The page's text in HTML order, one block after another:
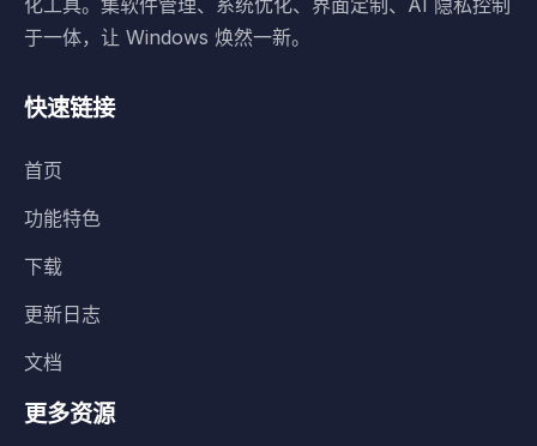
化工具。集软件管理、系统优化、界面定制、AI 隐私控制
于一体，让 Windows 焕然一新。
快速链接
首页
功能特色
下载
更新日志
文档
更多资源